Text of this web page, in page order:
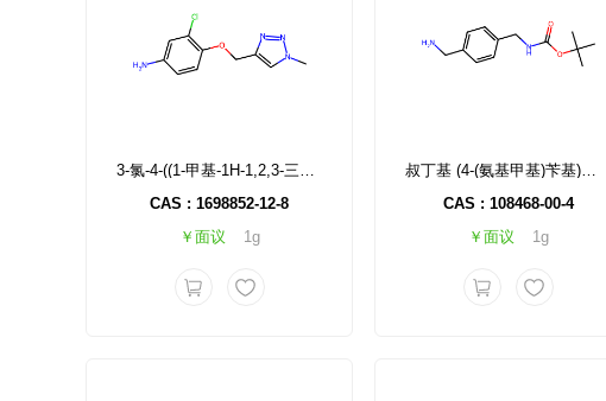
3-氯-4-((1-甲基-1H-1,2,3-三唑-4-基)甲氧基)苯胺
CAS : 1698852-12-8
￥面议
1g
叔丁基 (4-(氨基甲基)苄基)氨基甲酸酯
CAS : 108468-00-4
￥面议
1g